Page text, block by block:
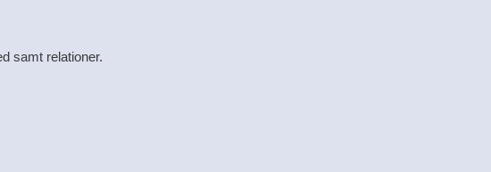
samt relationer.